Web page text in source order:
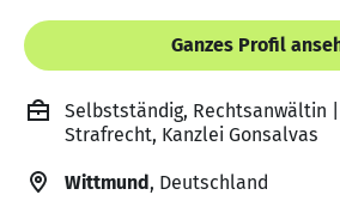
Ganzes Profil
Selbstständig, Rechtsanwältin
Strafrecht, Kanzlei Gonsalvas
Wittmund, Deutschland